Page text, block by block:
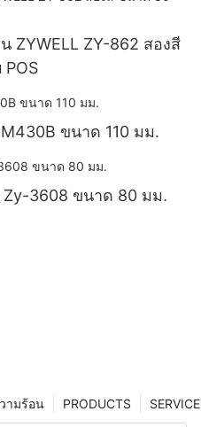
ZYWELL ZY-862 สองสี
ขนาด 110 มม.
3608 ขนาด 80 มม.
SERVICE
PRODUCTS
ามร้อน